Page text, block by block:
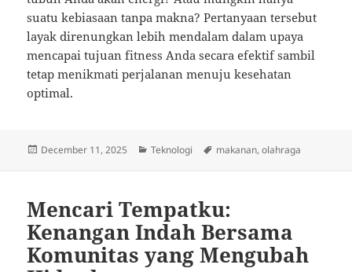
suatu kebiasaan tanpa makna? Pertanyaan tersebut
layak direnungkan lebih mendalam dalam upaya
mencapai tujuan fitness Anda secara efektif sambil
tetap menikmati perjalanan menuju kesehatan
optimal.
Posted
December 11, 2025 Categories
Teknologi Tags
makanan,olahraga
Mencari Tempatku:
Kenangan Indah Bersama
Komunitas yang Mengubah